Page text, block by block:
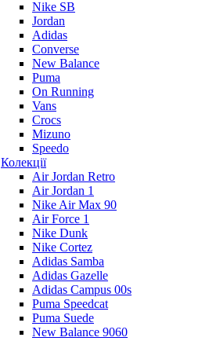
Nike SB
Jordan
Adidas
Converse
New Balance
Puma
On Running
Vans
Crocs
Mizuno
Speedo
Колекції
Air Jordan Retro
Air Jordan 1
Nike Air Max 90
Air Force 1
Nike Dunk
Nike Cortez
Adidas Samba
Adidas Gazelle
Adidas Campus 00s
Puma Speedcat
Puma Suede
New Balance 9060